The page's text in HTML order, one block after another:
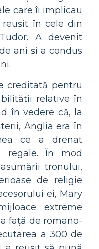
care îi implicau
în cele din
A devenit
ani și a condus
creditată pentru
relative în
în vedere că, la
Anglia era în
ce a drenat
regale. În mod
tronului,
de religie
ei, Mary
extreme
față de romano-
a 300 de